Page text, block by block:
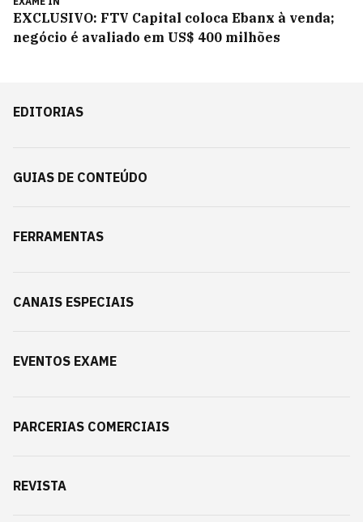
EXCLUSIVO: FTV Capital coloca Ebanx à venda;
negócio é avaliado em US$ 400 milhões
EDITORIAS
GUIAS DE CONTEÚDO
FERRAMENTAS
CANAIS ESPECIAIS
EVENTOS EXAME
PARCERIAS COMERCIAIS
REVISTA